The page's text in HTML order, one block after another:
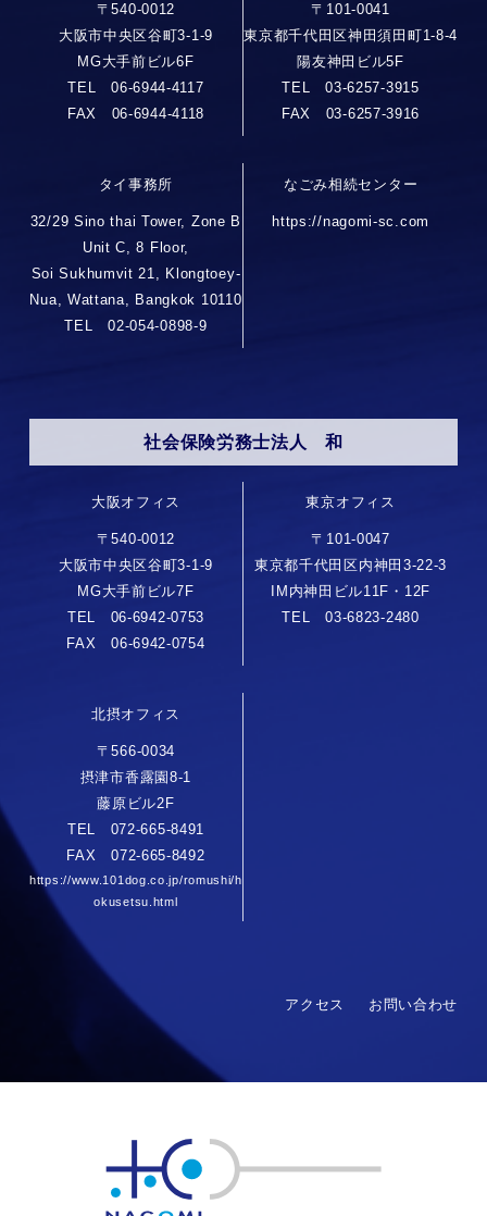
〒540-0012
大阪市中央区谷町3-1-9
MG大手前ビル6F
TEL 06-6944-4117
FAX 06-6944-4118
〒101-0041
東京都千代田区神田須田町1-8-4
陽友神田ビル5F
TEL 03-6257-3915
FAX 03-6257-3916
タイ事務所
32/29 Sino thai Tower, Zone B
Unit C, 8 Floor,
Soi Sukhumvit 21, Klongtoey-
Nua, Wattana, Bangkok 10110
TEL 02-054-0898-9
なごみ相続センター
https://nagomi-sc.com
社会保険労務士法人 和
大阪オフィス
〒540-0012
大阪市中央区谷町3-1-9
MG大手前ビル7F
TEL 06-6942-0753
FAX 06-6942-0754
東京オフィス
〒101-0047
東京都千代田区内神田3-22-3
IM内神田ビル11F・12F
TEL 03-6823-2480
北摂オフィス
〒566-0034
摂津市香露園8-1
藤原ビル2F
TEL 072-665-8491
FAX 072-665-8492
https://www.101dog.co.jp/romushi/h
okusetsu.html
アクセス お問い合わせ